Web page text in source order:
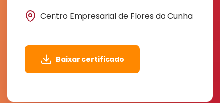
Centro Empresarial de Flores da Cunha
Baixar certificado